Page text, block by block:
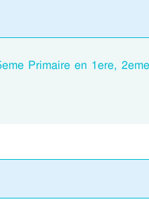
Primaire en 1ere,